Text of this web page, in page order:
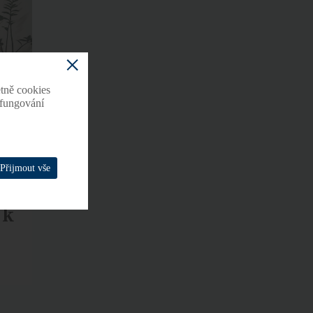
cookies
Přijmout vše